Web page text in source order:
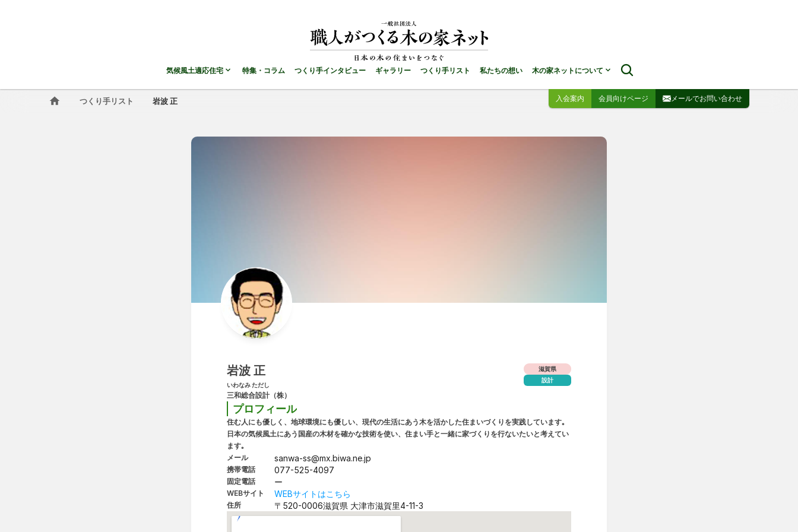
気候風土適応住宅 特集・コラム つくり手インタビュー ギャラリー つくり手リスト 私たちの想い 木の家ネットについて
入会案内 会員向けページ メールでお問い合わせ
つくり手リスト 岩波 正
岩波 正
いわなみ ただし
三和総合設計（株）
滋賀県
設計
プロフィール
住む人にも優しく、地球環境にも優しい、現代の生活にあう木を活かした住まいづくりを実践しています｡
日本の気候風土にあう国産の木材を確かな技術を使い、住まい手と一緒に家づくりを行ないたいと考えてい
ます｡
メール
sanwa-ss@mx.biwa.ne.jp
携帯電話 077-525-4097
固定電話 ー
WEBサイト WEBサイトはこちら
住所 〒520-0006滋賀県 大津市滋賀里4-11-3